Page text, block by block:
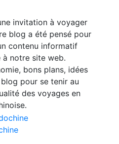
invitation à voyager
blog a été pensé pour
contenu informatif
notre site web.
bons plans, idées
pour se tenir au
des voyages en